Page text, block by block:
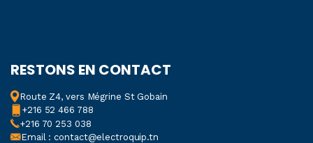
RESTONS EN CONTACT
Route Z4, vers Mégrine St Gobain
+216 52 466 788
+216 70 253 038
Email : contact@electroquip.tn